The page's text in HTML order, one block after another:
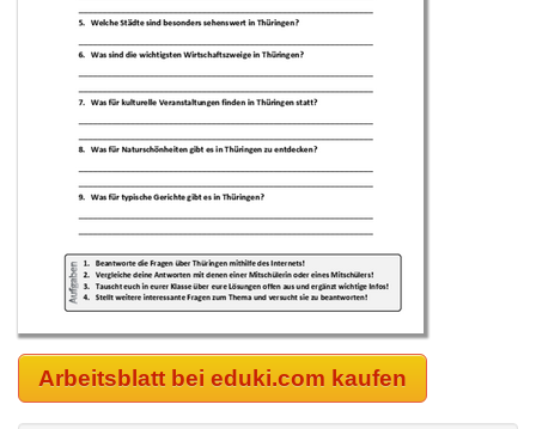
Arbeitsblatt bei eduki.com kaufen